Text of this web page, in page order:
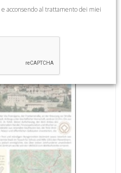
e acconsendo al trattamento dei miei